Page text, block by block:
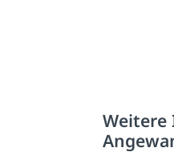
Weitere